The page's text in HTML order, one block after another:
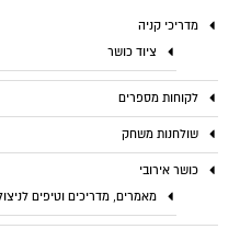
מדריכי קניה
ציוד כושר
לקוחות מספרים
שולחנות משחק
כושר אירובי
מאמרים, מדריכים וטיפים